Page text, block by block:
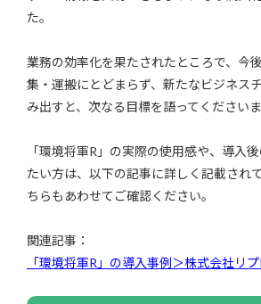
た。
業務の効率化を果たされたところで、今
集・運搬にとどまらず、新たなビジネス
み出すと、次なる目標を語ってくださいま
「環境将軍R」の実際の使用感や、導入
たい方は、以下の記事に詳しく記載され
ちらもあわせてご確認ください。
関連記事：
「環境将軍R」の導入事例＞株式会社リ